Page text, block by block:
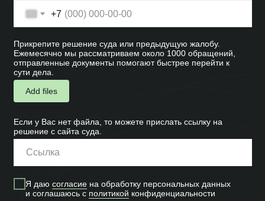
+7
Прикрепите решение суда или предыдущую жалобу.
Ежемесячно мы рассматриваем около 1000 обращений,
отправленные документы помогают быстрее перейти к
сути дела.
Add files
Если у Вас нет файла, то можете прислать ссылку на
решение с сайта суда.
Я даюсогласие на обработку персональных данных
и соглашаюсь c политикой конфиденциальности